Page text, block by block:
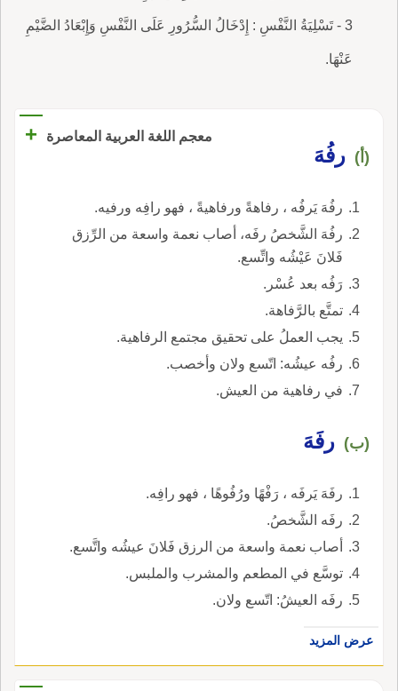
3 - تَسْلِيَةُ النَّفْسِ : إِدْخَالُ السُّرُورِ عَلَى النَّفْسِ وَإِبْعَادُ الضَّيْمِ
عَنْهَا.
معجم اللغة العربية المعاصرة +
(أ) رفُهَ
رفُهَ يَرفُه ، رفاهةً ورفاهيةً ، فهو رافِه ورفيه.
رفُهَ الشَّخصُ رفَه، أصاب نعمة واسعة من الرِّزق
فَلانَ عَيْشُه واتِّسع.
رَفُه بعد عُسْر.
تمتَّع بالرَّفاهة.
يجب العملُ على تحقيق مجتمع الرفاهية.
رفُه عيشُه: اتّسع ولان وأخصب.
في رفاهية من العيش.
(ب) رفَهَ
رفَهَ يَرفَه ، رَفْهًا ورُفُوهًا ، فهو رافِه.
رفَه الشَّخصُ.
أصاب نعمة واسعة من الرزق فَلانَ عيشُه واتَّسع.
توسَّع في المطعم والمشرب والملبس.
رفَه العيشُ: اتّسع ولان.
عرض المزيد